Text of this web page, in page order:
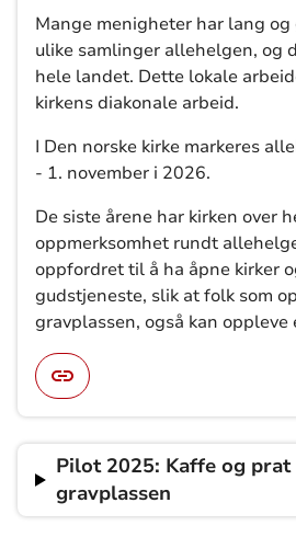
Mange menigheter har lang
ulike samlinger allehelgen, og
hele landet. Dette lokale
kirkens diakonale arbeid.
I Den norske kirke markeres
- 1. november i 2026.
De siste årene har kirken over
oppmerksomhet rundt
oppfordret til å ha åpne kirker
gudstjeneste, slik at folk som
gravplassen, også kan oppleve
Pilot 2025: Kaffe og prat
gravplassen